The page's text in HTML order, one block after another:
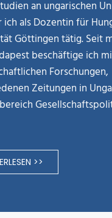
an ungarischen
ich als Dozentin für
Göttingen tätig. Seit
beschäftige ich
Zeitungen in
>>